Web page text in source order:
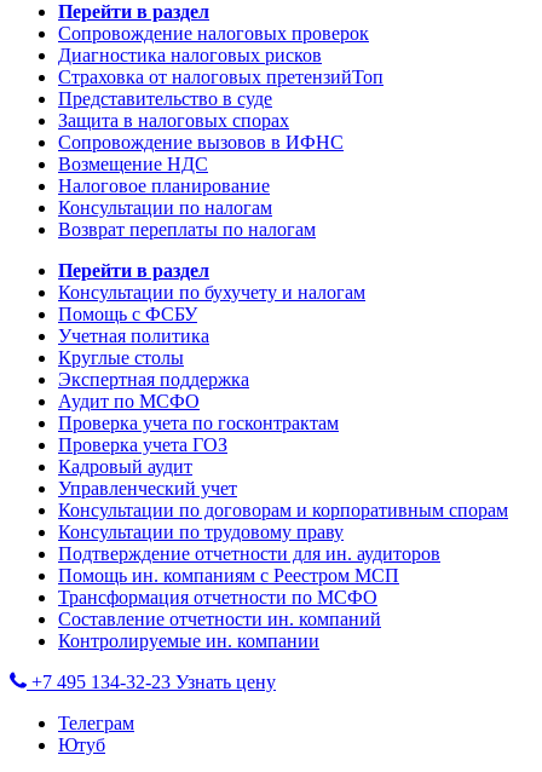
Перейти в раздел
Сопровождение налоговых проверок
Диагностика налоговых рисков
Страховка от налоговых претензийТоп
Представительство в суде
Защита в налоговых спорах
Сопровождение вызовов в ИФНС
Возмещение НДС
Налоговое планирование
Консультации по налогам
Возврат переплаты по налогам
Перейти в раздел
Консультации по бухучету и налогам
Помощь с ФСБУ
Учетная политика
Круглые столы
Экспертная поддержка
Аудит по МСФО
Проверка учета по госконтрактам
Проверка учета ГОЗ
Кадровый аудит
Управленческий учет
Консультации по договорам и корпоративным спорам
Консультации по трудовому праву
Подтверждение отчетности для ин. аудиторов
Помощь ин. компаниям с Реестром МСП
Трансформация отчетности по МСФО
Составление отчетности ин. компаний
Контролируемые ин. компании
+7 495 134-32-23 Узнать цену
Телеграм
Ютуб